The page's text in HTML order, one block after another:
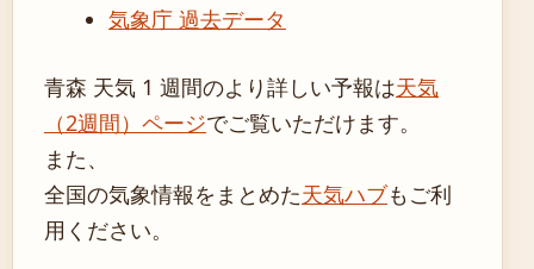
気象庁 過去データ
青森 天気 1 週間のより詳しい予報は天気
（2週間）ページでご覧いただけます。
また、
全国の気象情報をまとめた天気ハブもご利
用ください。